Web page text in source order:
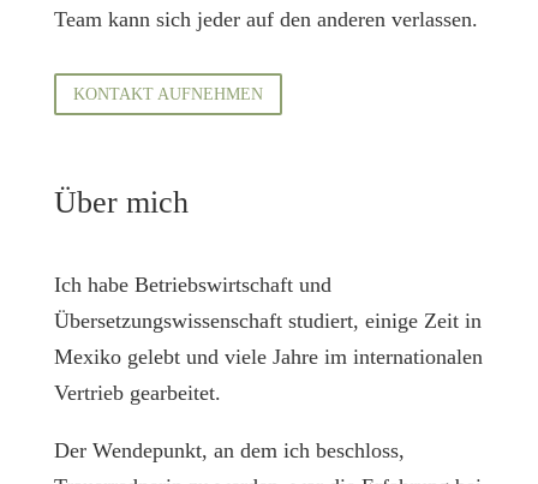
Team kann sich jeder auf den anderen verlassen.
KONTAKT AUFNEHMEN
Über mich
Ich habe Betriebswirtschaft und
Übersetzungswissenschaft studiert, einige Zeit in
Mexiko gelebt und viele Jahre im internationalen
Vertrieb gearbeitet.
Der Wendepunkt, an dem ich beschloss,